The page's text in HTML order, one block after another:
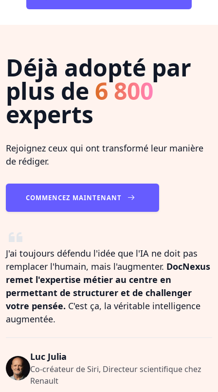
Déjà adopté par
plus de 6 800
experts
Rejoignez ceux qui ont transformé leur manière
de rédiger.
COMMENCEZ MAINTENANT
J'ai toujours défendu l'idée que l'IA ne doit pas
remplacer l'humain, mais l'augmenter. DocNexus
remet l'expertise métier au centre en
permettant de structurer et de challenger
votre pensée. C'est ça, la véritable intelligence
augmentée.
Luc Julia
Co-créateur de Siri, Directeur scientifique chez
Renault